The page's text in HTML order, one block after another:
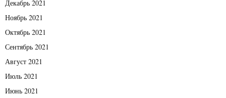
Декабрь 2021
Ноябрь 2021
Октябрь 2021
Сентябрь 2021
Август 2021
Июль 2021
Июнь 2021